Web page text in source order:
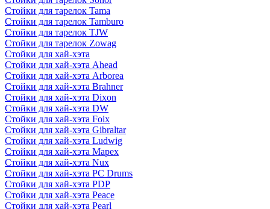
Стойки для тарелок Tama
Стойки для тарелок Tamburo
Стойки для тарелок TJW
Стойки для тарелок Zowag
Стойки для хай-хэта
Стойки для хай-хэта Ahead
Стойки для хай-хэта Arborea
Стойки для хай-хэта Brahner
Стойки для хай-хэта Dixon
Стойки для хай-хэта DW
Стойки для хай-хэта Foix
Стойки для хай-хэта Gibraltar
Стойки для хай-хэта Ludwig
Стойки для хай-хэта Mapex
Стойки для хай-хэта Nux
Стойки для хай-хэта PC Drums
Стойки для хай-хэта PDP
Стойки для хай-хэта Peace
Стойки для хай-хэта Pearl